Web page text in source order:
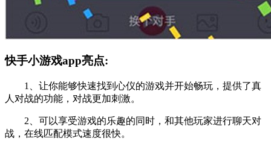
快手小游戏app亮点:
1、让你能够快速找到心仪的游戏并开始畅玩，提供了真
人对战的功能，对战更加刺激。
2、可以享受游戏的乐趣的同时，和其他玩家进行聊天对
战，在线匹配模式速度很快。